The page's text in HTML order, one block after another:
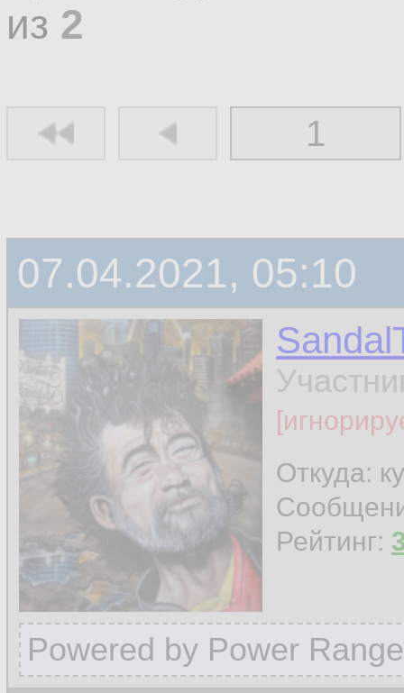
из 2
1
07.04.2021, 05:10
Откуда:
Рейтинг:
Powered by Power